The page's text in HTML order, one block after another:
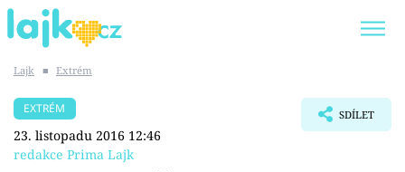
SHOPAHOLICADEL
Lajk ■ Extrém
EXTRÉM
23. listopadu 2016 12:46
redakce Prima Lajk
SDÍLET